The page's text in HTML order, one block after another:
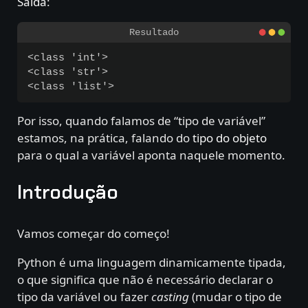
<class 'int'>
<class 'str'>
Por isso, quando falamos de “tipo de variável”
estamos, na prática, falando dotipo do objeto
para o qual a variável aponta naquele momento.
Introdução
Vamos começar do começo!
Python é uma linguagem dinamicamente tipada,
o que significa que não é necessário declarar o
tipo da variável ou fazercasting(mudar o tipo de